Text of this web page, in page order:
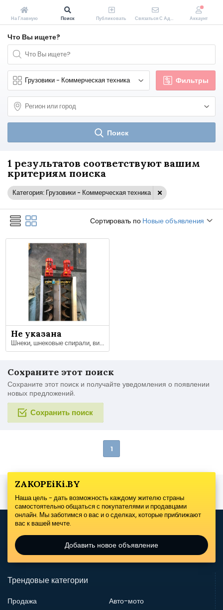
Что Вы ищете?
Фильтры
Поиск
1 результатов соответствуют вашим
критериям поиска
Категория: Грузовики - Коммерческая техника
Сортировать по Новые объявления
Не указана
Шнеки, шнековые спирали, витки для шнеков
Сохраните этот поиск
Сохраните этот поиск и получайте уведомления о появлении
новых предложений.
Сохранить поиск
1
ZAKOPEiKi.BY
Наша цель - дать возможность каждому жителю страны
самостоятельно общаться с покупателями и продавцами
онлайн. Мы заботимся о вас и о сделках, которые приближают
вас к вашей мечте.
Добавить новое объявление
Трендовые категории
Продажа
Авто-мото
На Главную Поиск Публиковать Связаться С Администрацией Zakopeiki.by Аккаунт